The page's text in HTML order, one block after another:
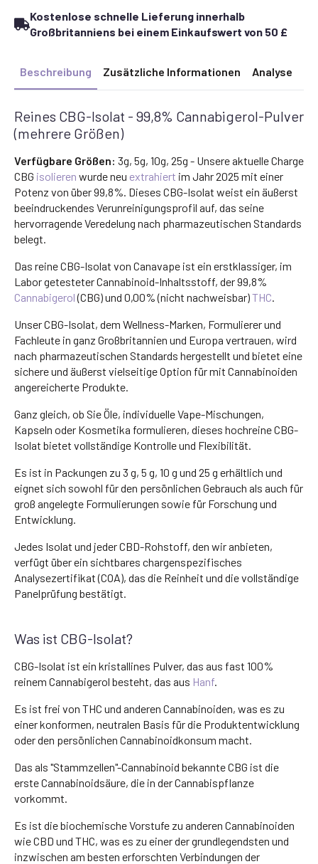
Kostenlose schnelle Lieferung innerhalb
Großbritanniens bei einem Einkaufswert von 50 £
Beschreibung Zusätzliche Informationen Analyse
Reines CBG-Isolat - 99,8% Cannabigerol-Pulver
(mehrere Größen)
Verfügbare Größen: 3g, 5g, 10g, 25g - Unsere aktuelle Charge
CBG isolieren wurde neu extrahiert im Jahr 2025 mit einer
Potenz von über 99,8%. Dieses CBG-Isolat weist ein äußerst
beeindruckendes Verunreinigungsprofil auf, das seine
hervorragende Veredelung nach pharmazeutischen Standards
belegt.
Das reine CBG-Isolat von Canavape ist ein erstklassiger, im
Labor getesteter Cannabinoid-Inhaltsstoff, der 99,8%
Cannabigerol(CBG) und 0,00% (nicht nachweisbar)THC.
Unser CBG-Isolat, dem Wellness-Marken, Formulierer und
Fachleute in ganz Großbritannien und Europa vertrauen, wird
nach pharmazeutischen Standards hergestellt und bietet eine
sichere und äußerst vielseitige Option für mit Cannabinoiden
angereicherte Produkte.
Ganz gleich, ob Sie Öle, individuelle Vape-Mischungen,
Kapseln oder Kosmetika formulieren, dieses hochreine CBG-
Isolat bietet vollständige Kontrolle und Flexibilität.
Es ist in Packungen zu 3 g, 5 g, 10 g und 25 g erhältlich und
eignet sich sowohl für den persönlichen Gebrauch als auch für
groß angelegte Formulierungen sowie für Forschung und
Entwicklung.
Jedes Isolat und jeder CBD-Rohstoff, den wir anbieten,
verfügt über ein sichtbares chargenspezifisches
Analysezertifikat (COA), das die Reinheit und die vollständige
Panelprüfung bestätigt.
Was ist CBG-Isolat?
CBG-Isolat ist ein kristallines Pulver, das aus fast 100%
reinem Cannabigerol besteht, das aus Hanf.
Es ist frei von THC und anderen Cannabinoiden, was es zu
einer konformen, neutralen Basis für die Produktentwicklung
oder den persönlichen Cannabinoidkonsum macht.
Das als "Stammzellen"-Cannabinoid bekannte CBG ist die
erste Cannabinoidsäure, die in der Cannabispflanze
vorkommt.
Es ist die biochemische Vorstufe zu anderen Cannabinoiden
wie CBD und THC, was es zu einer der grundlegendsten und
inzwischen am besten erforschten Verbindungen der